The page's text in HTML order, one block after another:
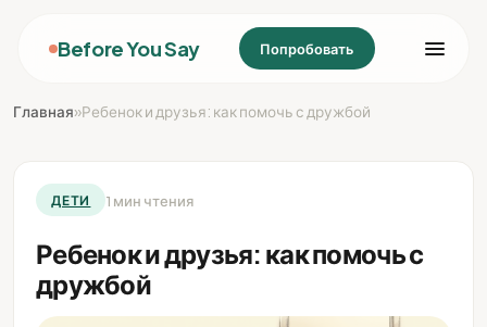
Before You Say Попробовать
Главная»Ребенок и друзья: как помочь с дружбой
ДЕТИ 1 мин чтения
Ребенок и друзья: как помочь с
дружбой